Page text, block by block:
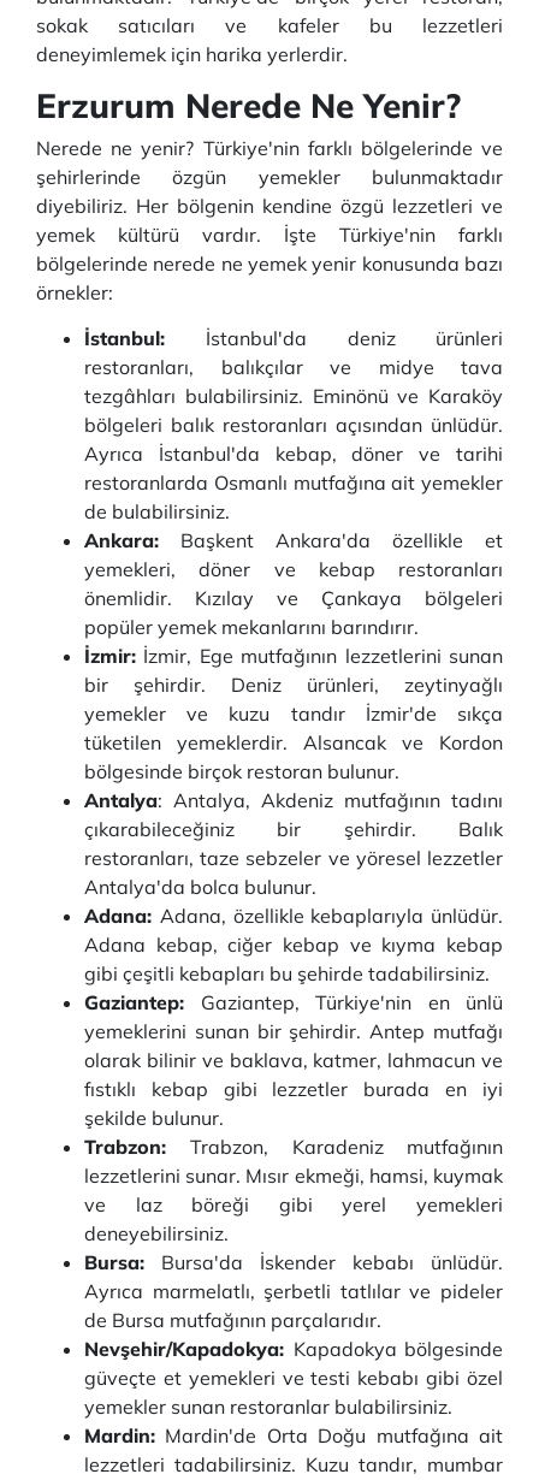
sokak satıcıları ve kafeler bu lezzetleri
deneyimlemek için harika yerlerdir.
Erzurum Nerede Ne Yenir?
Nerede ne yenir? Türkiye'nin farklı bölgelerinde ve
şehirlerinde özgün yemekler bulunmaktadır
diyebiliriz. Her bölgenin kendine özgü lezzetleri ve
yemek kültürü vardır. İşte Türkiye'nin farklı
bölgelerinde nerede ne yemek yenir konusunda bazı
örnekler:
İstanbul: İstanbul'da deniz ürünleri
restoranları, balıkçılar ve midye tava
tezgâhları bulabilirsiniz. Eminönü ve Karaköy
bölgeleri balık restoranları açısından ünlüdür.
Ayrıca İstanbul'da kebap, döner ve tarihi
restoranlarda Osmanlı mutfağına ait yemekler
de bulabilirsiniz.
Ankara: Başkent Ankara'da özellikle et
yemekleri, döner ve kebap restoranları
önemlidir. Kızılay ve Çankaya bölgeleri
popüler yemek mekanlarını barındırır.
İzmir: İzmir, Ege mutfağının lezzetlerini sunan
bir şehirdir. Deniz ürünleri, zeytinyağlı
yemekler ve kuzu tandır İzmir'de sıkça
tüketilen yemeklerdir. Alsancak ve Kordon
bölgesinde birçok restoran bulunur.
Antalya: Antalya, Akdeniz mutfağının tadını
çıkarabileceğiniz bir şehirdir. Balık
restoranları, taze sebzeler ve yöresel lezzetler
Antalya'da bolca bulunur.
Adana: Adana, özellikle kebaplarıyla ünlüdür.
Adana kebap, ciğer kebap ve kıyma kebap
gibi çeşitli kebapları bu şehirde tadabilirsiniz.
Gaziantep: Gaziantep, Türkiye'nin en ünlü
yemeklerini sunan bir şehirdir. Antep mutfağı
olarak bilinir ve baklava, katmer, lahmacun ve
fıstıklı kebap gibi lezzetler burada en iyi
şekilde bulunur.
Trabzon:Trabzon, Karadeniz mutfağının
lezzetlerini sunar. Mısır ekmeği, hamsi, kuymak
ve laz böreği gibi yerel yemekleri
deneyebilirsiniz.
Bursa: Bursa'da İskender kebabı ünlüdür.
Ayrıca marmelatlı, şerbetli tatlılar ve pideler
de Bursa mutfağının parçalarıdır.
Nevşehir/Kapadokya: Kapadokya bölgesinde
güveçte et yemekleri ve testi kebabı gibi özel
yemekler sunan restoranlar bulabilirsiniz.
Mardin: Mardin'de Orta Doğu mutfağına ait
lezzetleri tadabilirsiniz. Kuzu tandır, mumbar